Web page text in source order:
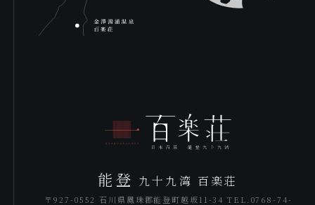
能登 九十九湾 百楽荘
〒927-0552 石川県鳳珠郡能登町越坂11-34 TEL.0768-74-